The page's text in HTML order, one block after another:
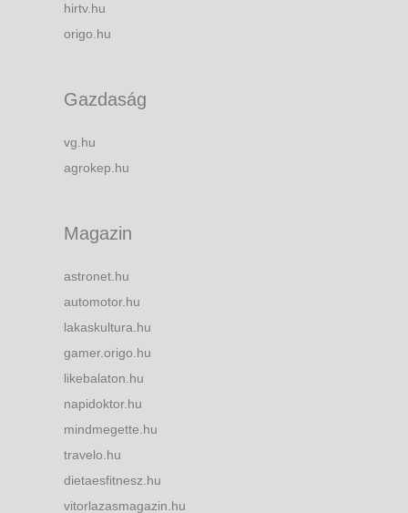
hirtv.hu
origo.hu
Gazdaság
vg.hu
agrokep.hu
Magazin
astronet.hu
automotor.hu
lakaskultura.hu
gamer.origo.hu
likebalaton.hu
napidoktor.hu
mindmegette.hu
travelo.hu
dietaesfitnesz.hu
vitorlazasmagazin.hu